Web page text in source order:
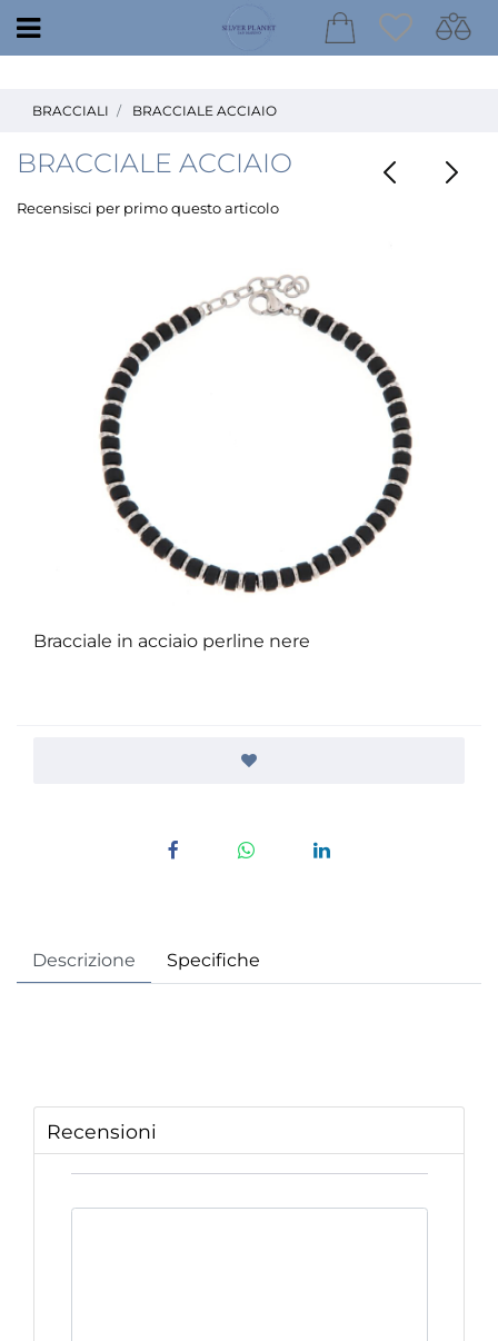
Open
BRACCIALI BRACCIALE ACCIAIO
BRACCIALE ACCIAIO
Recensisci per primo questo articolo
Bracciale in acciaio perline nere
Descrizione Specifiche
Recensioni